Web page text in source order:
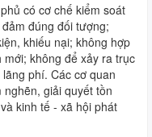
có cơ chế kiểm soát
đúng đối tượng;
khiếu nại; không hợp
không để xảy ra trục
phí. Các cơ quan
giải quyết tồn
kinh tế - xã hội phát